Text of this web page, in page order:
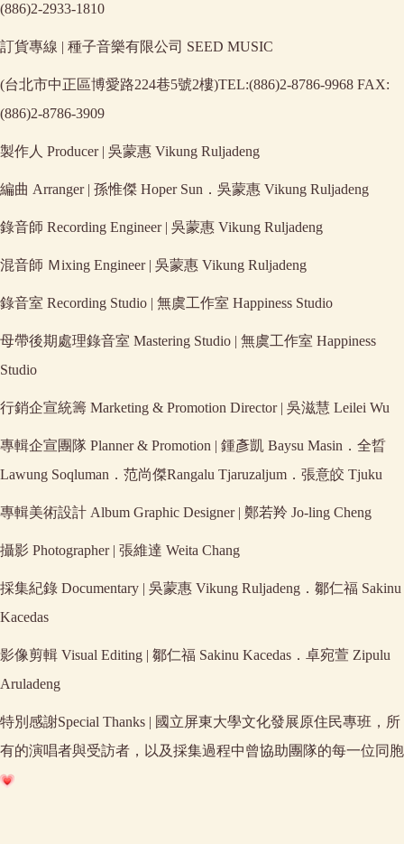
(886)2-2933-1810
訂貨專線 | 種子音樂有限公司 SEED MUSIC
(台北市中正區博愛路224巷5號2樓)TEL:(886)2-8786-9968 FAX:
(886)2-8786-3909
製作人 Producer | 吳蒙惠 Vikung Ruljadeng
編曲 Arranger | 孫惟傑 Hoper Sun．吳蒙惠 Vikung Ruljadeng
錄音師 Recording Engineer | 吳蒙惠 Vikung Ruljadeng
混音師 Ｍixing Engineer | 吳蒙惠 Vikung Ruljadeng
錄音室 Recording Studio | 無虞工作室 Happiness Studio
母帶後期處理錄音室 Mastering Studio | 無虞工作室 Happiness
Studio
行銷企宣統籌 Marketing & Promotion Director | 吳滋慧 Leilei Wu
專輯企宣團隊 Planner & Promotion | 鍾彥凱 Baysu Masin．全晢
Lawung Soqluman．范尚傑Rangalu Tjaruzaljum．張意皎 Tjuku
專輯美術設計 Album Graphic Designer | 鄭若羚 Jo-ling Cheng
攝影 Photographer | 張維達 Weita Chang
採集紀錄 Documentary | 吳蒙惠 Vikung Ruljadeng．鄒仁福 Sakinu
Kacedas
影像剪輯 Visual Editing | 鄒仁福 Sakinu Kacedas．卓宛萱 Zipulu
Aruladeng
特別感謝Special Thanks | 國立屏東大學文化發展原住民專班，所
有的演唱者與受訪者，以及採集過程中曾協助團隊的每一位同胞